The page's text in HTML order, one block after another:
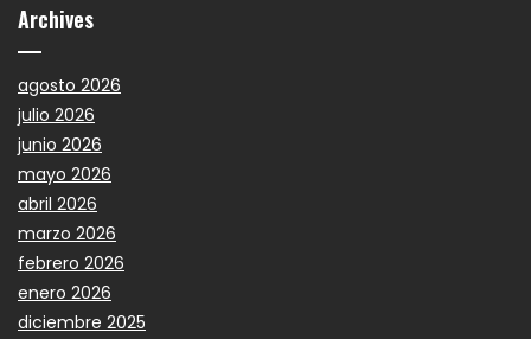
Archives
agosto 2026
julio 2026
junio 2026
mayo 2026
abril 2026
marzo 2026
febrero 2026
enero 2026
diciembre 2025